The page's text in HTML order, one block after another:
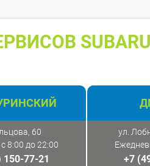
60
8:00 до 22:00
150-77-21
ул.
+7